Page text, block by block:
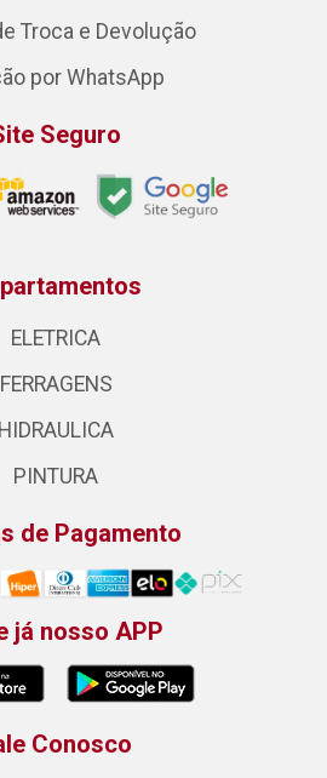
Troca e Devolução
por WhatsApp
Seguro
ELETRICA
FERRAGENS
HIDRAULICA
PINTURA
de Pagamento
já nosso APP
Conosco